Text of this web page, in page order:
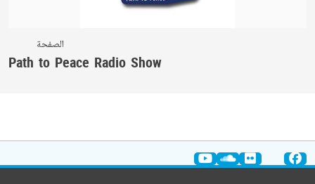
الصفحة
Path to Peace Radio Show